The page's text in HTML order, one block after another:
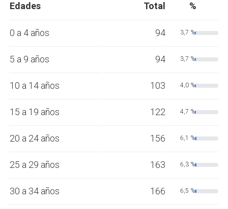
Edades Total %
0 a 4 años 94 3,7 %
5 a 9 años 94 3,7 %
10 a 14 años 103 4,0 %
15 a 19 años 122 4,7 %
20 a 24 años 156 6,1 %
25 a 29 años 163 6,3 %
30 a 34 años 166 6,5 %